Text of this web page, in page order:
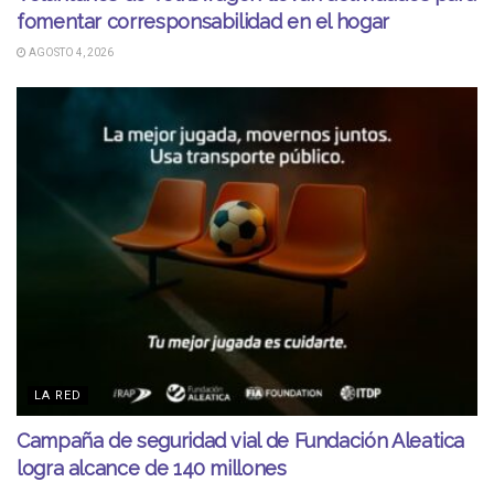
fomentar corresponsabilidad en el hogar
AGOSTO 4, 2026
LA RED
Campaña de seguridad vial de Fundación Aleatica
logra alcance de 140 millones